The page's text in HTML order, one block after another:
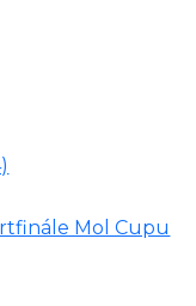
Mol Cupu